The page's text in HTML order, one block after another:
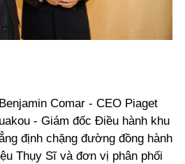
Comar - CEO Piaget
- Giám đốc Điều hành khu
định chặng đường đồng hành
Thụy Sĩ và đơn vị phân phối